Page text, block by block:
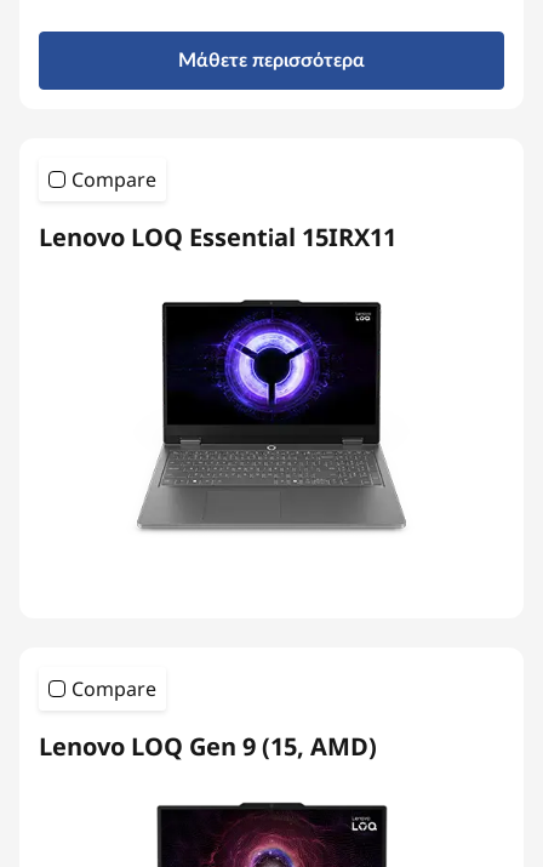
Μάθετε περισσότερα
Compare
Lenovo LOQ Essential 15IRX11
Compare
Lenovo LOQ Gen 9 (15, AMD)